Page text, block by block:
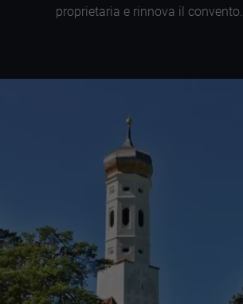
proprietaria e rinnova il convento.